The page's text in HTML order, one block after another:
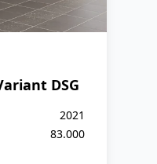
DSG
2021
83.000